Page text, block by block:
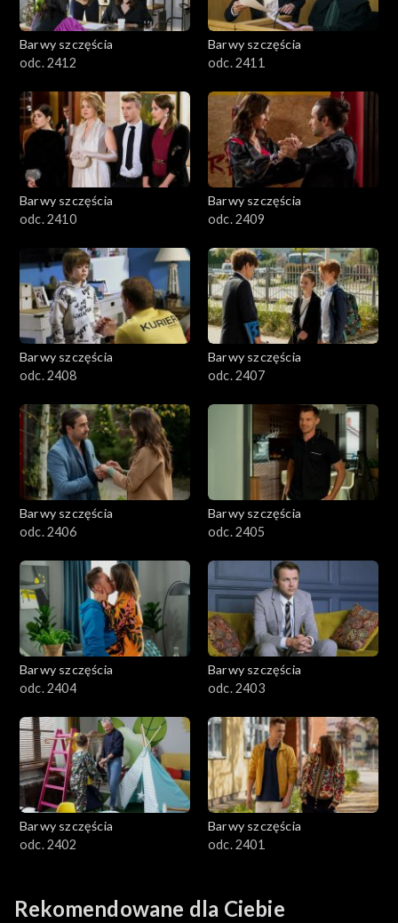
Barwy szczęścia
odc. 2412
Barwy szczęścia
odc. 2411
Barwy szczęścia
odc. 2410
Barwy szczęścia
odc. 2409
Barwy szczęścia
odc. 2408
Barwy szczęścia
odc. 2407
Barwy szczęścia
odc. 2406
Barwy szczęścia
odc. 2405
Barwy szczęścia
odc. 2404
Barwy szczęścia
odc. 2403
Barwy szczęścia
odc. 2402
Barwy szczęścia
odc. 2401
Rekomendowane dla Ciebie